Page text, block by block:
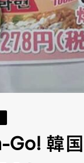
Go! 韓